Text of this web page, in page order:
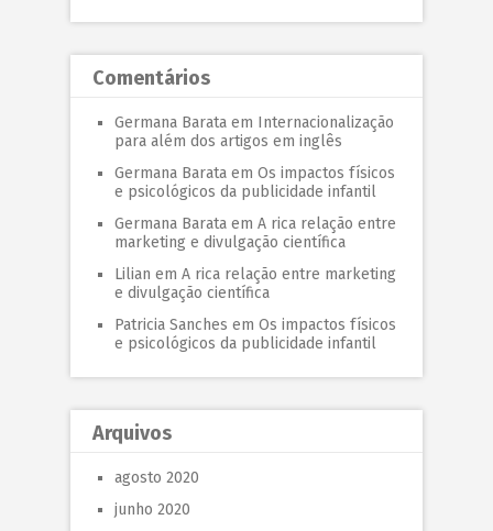
Comentários
Germana Barata em Internacionalização
para além dos artigos em inglês
Germana Barata em Os impactos físicos
e psicológicos da publicidade infantil
Germana Barata em A rica relação entre
marketing e divulgação científica
Lilian em A rica relação entre marketing
e divulgação científica
Patricia Sanches em Os impactos físicos
e psicológicos da publicidade infantil
Arquivos
agosto 2020
junho 2020